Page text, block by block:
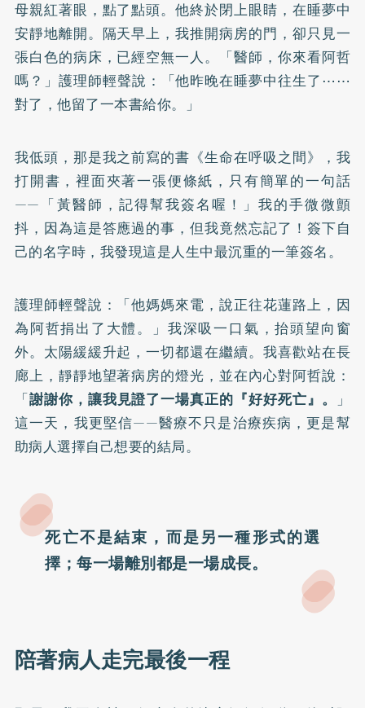
母親紅著眼，點了點頭。他終於閉上眼睛，在睡夢中
安靜地離開。隔天早上，我推開病房的門，卻只見一
張白色的病床，已經空無一人。「醫師，你來看阿哲
嗎？」護理師輕聲說：「他昨晚在睡夢中往生了⋯⋯
對了，他留了一本書給你。」
我低頭，那是我之前寫的書《生命在呼吸之間》，我
打開書，裡面夾著一張便條紙，只有簡單的一句話
——「黃醫師，記得幫我簽名喔！」我的手微微顫
抖，因為這是答應過的事，但我竟然忘記了！簽下自
己的名字時，我發現這是人生中最沉重的一筆簽名。
護理師輕聲說：「他媽媽來電，說正往花蓮路上，因
為阿哲捐出了大體。」我深吸一口氣，抬頭望向窗
外。太陽緩緩升起，一切都還在繼續。我喜歡站在長
廊上，靜靜地望著病房的燈光，並在內心對阿哲說：
「謝謝你，讓我見證了一場真正的『好好死亡』。
」
這一天，我更堅信——醫療不只是治療疾病，更是幫
助病人選擇自己想要的結局。
死亡不是結束，而是另一種形式的選
擇；每一場離別都是一場成長。
陪著病人走完最後一程